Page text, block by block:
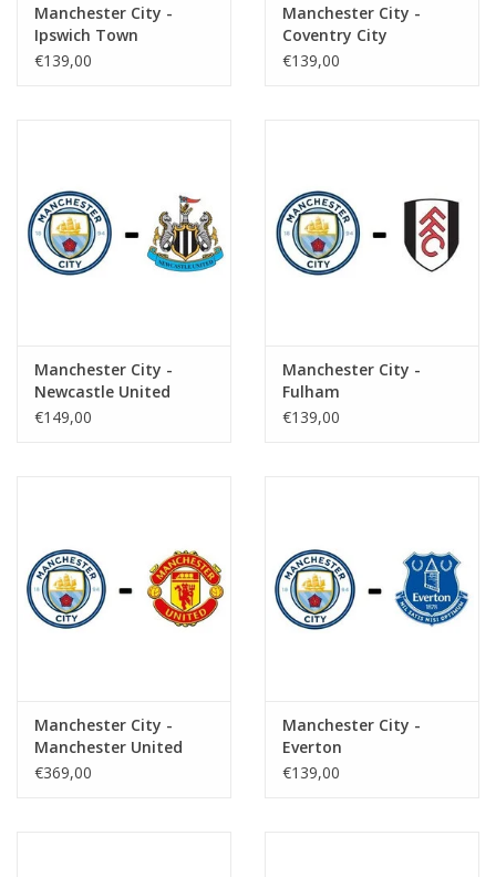
Manchester City -
Ipswich Town
€139,00
Manchester City -
Coventry City
€139,00
Manchester City -
Newcastle United
€149,00
Manchester City -
Fulham
€139,00
Manchester City -
Manchester United
€369,00
Manchester City -
Everton
€139,00